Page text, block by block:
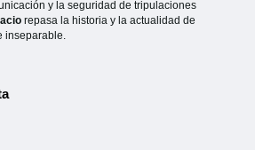
y la seguridad de tripulaciones
repasa la historia y la actualidad de
inseparable.